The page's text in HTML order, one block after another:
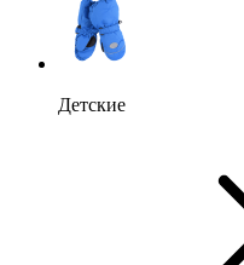
Детские